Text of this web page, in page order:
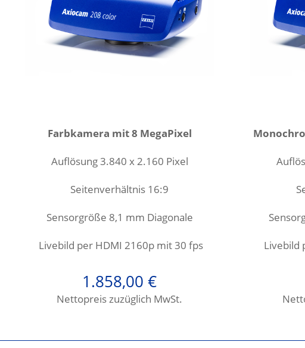
Farbkamera mit 8 MegaPixel
Auflösung 3.840 x 2.160 Pixel
Seitenverhältnis 16:9
Sensorgröße 8,1 mm Diagonale
Livebild per HDMI 2160p mit 30 fps
1.858,00€
Nettopreis zuzüglich MwSt.
Livebild